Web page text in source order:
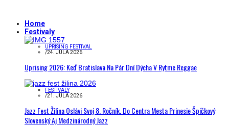
Home
Festivaly
UPRISING FESTIVAL
/24. JÚLA 2026
Uprising 2026: Keď Bratislava Na Pár Dní Dýcha V Rytme Reggae
FESTIVALY
/21. JÚLA 2026
Jazz Fest Žilina Oslávi Svoj 8. Ročník. Do Centra Mesta Prinesie Špičkový
Slovenský Aj Medzinárodný Jazz